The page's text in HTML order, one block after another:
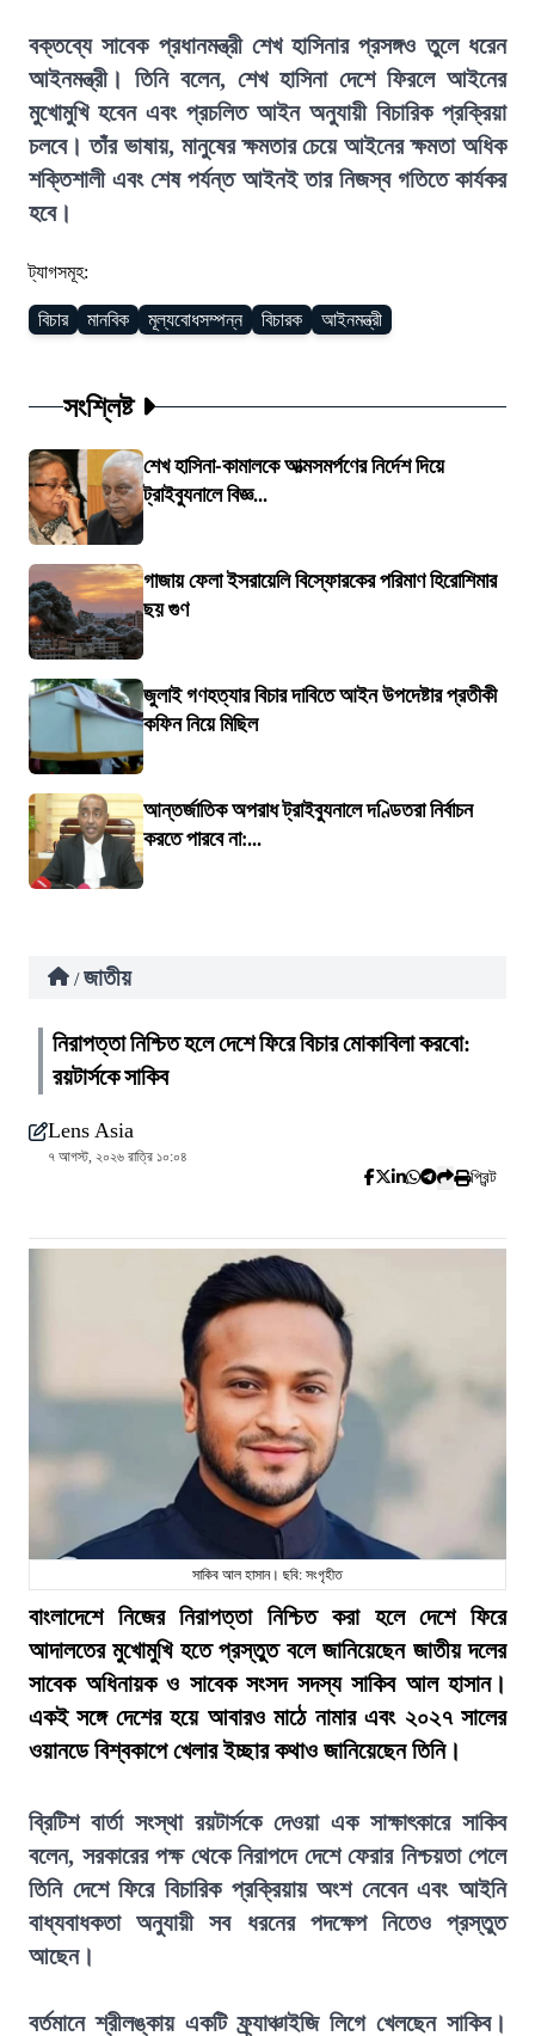
বক্তব্যে সাবেক প্রধানমন্ত্রী শেখ হাসিনার প্রসঙ্গও তুলে ধরেন
আইনমন্ত্রী। তিনি বলেন, শেখ হাসিনা দেশে ফিরলে আইনের
মুখোমুখি হবেন এবং প্রচলিত আইন অনুযায়ী বিচারিক প্রক্রিয়া
চলবে। তাঁর ভাষায়, মানুষের ক্ষমতার চেয়ে আইনের ক্ষমতা অধিক
শক্তিশালী এবং শেষ পর্যন্ত আইনই তার নিজস্ব গতিতে কার্যকর
হবে।
ট্যাগসমূহ:
বিচার মানবিক মূল্যবোধসম্পন্ন বিচারক আইনমন্ত্রী
সংশ্লিষ্ট
শেখ হাসিনা-কামালকে আত্মসমর্পণের নির্দেশ দিয়ে
ট্রাইব্যুনালে বিজ্ঞ...
গাজায় ফেলা ইসরায়েলি বিস্ফোরকের পরিমাণ হিরোশিমার
ছয় গুণ
জুলাই গণহত্যার বিচার দাবিতে আইন উপদেষ্টার প্রতীকী
কফিন নিয়ে মিছিল
আন্তর্জাতিক অপরাধ ট্রাইব্যুনালে দণ্ডিতরা নির্বাচন
করতে পারবে না:...
/ জাতীয়
নিরাপত্তা নিশ্চিত হলে দেশে ফিরে বিচার মোকাবিলা করবো:
রয়টার্সকে সাকিব
Lens Asia
৭ আগস্ট, ২০২৬ রাত্রি ১০:০৪
প্রিন্ট
সাকিব আল হাসান। ছবি: সংগৃহীত
বাংলাদেশে নিজের নিরাপত্তা নিশ্চিত করা হলে দেশে ফিরে
আদালতের মুখোমুখি হতে প্রস্তুত বলে জানিয়েছেন জাতীয় দলের
সাবেক অধিনায়ক ও সাবেক সংসদ সদস্য সাকিব আল হাসান।
একই সঙ্গে দেশের হয়ে আবারও মাঠে নামার এবং ২০২৭ সালের
ওয়ানডে বিশ্বকাপে খেলার ইচ্ছার কথাও জানিয়েছেন তিনি।
ব্রিটিশ বার্তা সংস্থা রয়টার্সকে দেওয়া এক সাক্ষাৎকারে সাকিব
বলেন, সরকারের পক্ষ থেকে নিরাপদে দেশে ফেরার নিশ্চয়তা পেলে
তিনি দেশে ফিরে বিচারিক প্রক্রিয়ায় অংশ নেবেন এবং আইনি
বাধ্যবাধকতা অনুযায়ী সব ধরনের পদক্ষেপ নিতেও প্রস্তুত
আছেন।
বর্তমানে শ্রীলঙ্কায় একটি ফ্র্যাঞ্চাইজি লিগে খেলছেন সাকিব।